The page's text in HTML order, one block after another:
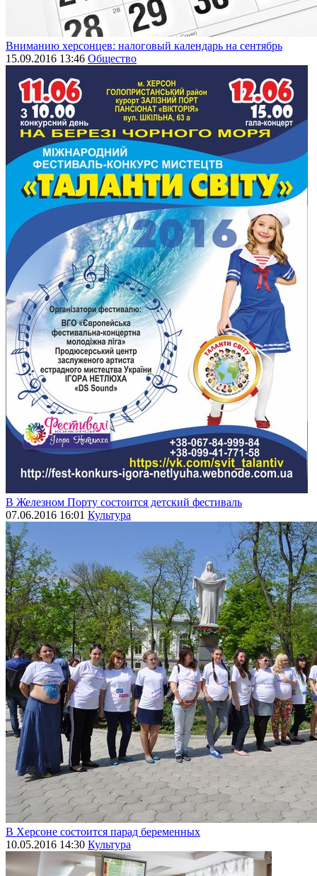
Вниманию херсонцев: налоговый календарь на сентябрь
15.09.2016 13:46 Общество
В Железном Порту состоится детский фестиваль
07.06.2016 16:01 Культура
В Херсоне состоится парад беременных
10.05.2016 14:30 Культура